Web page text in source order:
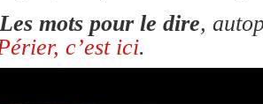
Les mots pour le dire,
c’est ici.